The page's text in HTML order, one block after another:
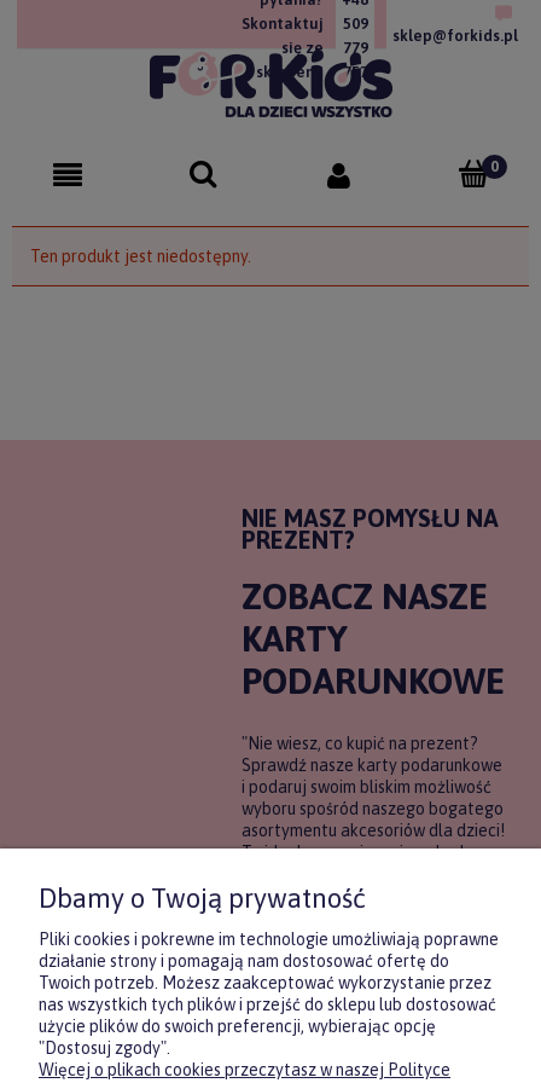
Skontaktuj
się ze
sklepem!
509
779
757
sklep@forkids.pl
Ten produkt jest niedostępny.
NIE MASZ POMYSŁU NA
PREZENT?
ZOBACZ NASZE
KARTY
PODARUNKOWE
"Nie wiesz, co kupić na prezent?
Sprawdź nasze karty podarunkowe
i podaruj swoim bliskim możliwość
wyboru spośród naszego bogatego
asortymentu akcesoriów dla dzieci!
To idealne rozwiązanie, gdy chcesz
pewności, co będzie najbardziej
trafione.
DOWIEDZ SIĘ WIĘCEJ
Dbamy o Twoją prywatność
Pliki cookies i pokrewne im technologie umożliwiają poprawne
działanie strony i pomagają nam dostosować ofertę do
Twoich potrzeb. Możesz zaakceptować wykorzystanie przez
nas wszystkich tych plików i przejść do sklepu lub dostosować
użycie plików do swoich preferencji, wybierając opcję
"Dostosuj zgody".
Więcej o plikach cookies przeczytasz w naszej Polityce